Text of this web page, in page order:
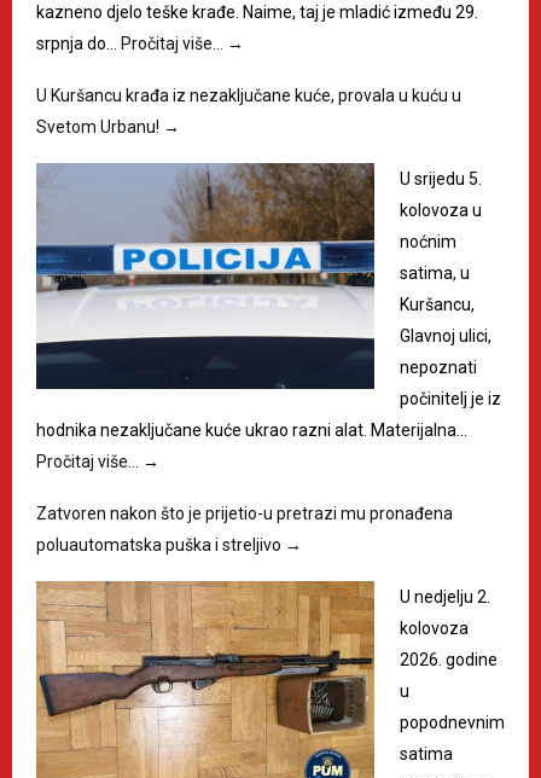
kazneno djelo teške krađe. Naime, taj je mladić između 29.
srpnja do… Pročitaj više… →
U Kuršancu krađa iz nezaključane kuće, provala u kuću u
Svetom Urbanu! →
U srijedu 5.
kolovoza u
noćnim
satima, u
Kuršancu,
Glavnoj ulici,
nepoznati
počinitelj je iz
hodnika nezaključane kuće ukrao razni alat. Materijalna…
Pročitaj više… →
Zatvoren nakon što je prijetio-u pretrazi mu pronađena
poluautomatska puška i streljivo →
U nedjelju 2.
kolovoza
2026. godine
u
popodnevnim
satima